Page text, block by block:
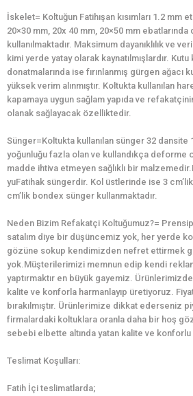
İskelet= Koltuğun Fatihışan kısımları 1.2 mm et
20×30 mm, 20x 40 mm, 20×50 mm
kullanılmaktadır. Maksimum dayanıklılık ve
kimi yerde yatay olarak kaynatılmışlardır.
donatmalarında ise fırınlanmış gürgen ağacı
yüksek verim alınmıştır. Koltukta kullanılan
kapamaya uygun sağlam yapıda ve
olanak sağlayacak özelliktedir.
Sünger=Koltukta kullanılan sünger 32 dansite
yoğunluğu fazla olan ve kullandıkça deforme
madde ihtiva etmeyen sağlıklı bir
yuFatihak süngerdir. Kol üstlerinde ise 3
cm’lik bondex sünger kullanmaktadır.
Neden Bizim Refakatçi Koltuğumuz?=
satalım diye bir düşüncemiz yok, her yerde
gözüne sokup kendimizden nefret ettirmek
yok.Müşterilerimizi memnun edip kendi
yaptırmaktır en büyük gayemiz.
kalite ve konforla harmanlayıp üretiyoruz.
bırakılmıştır. Ürünlerimize dikkat ederseniz
firmalardaki koltuklara oranla daha bir hoş
sebebi elbette altında yatan kalite ve
Teslimat Koşulları:
Fatih İçi teslimatlarda;